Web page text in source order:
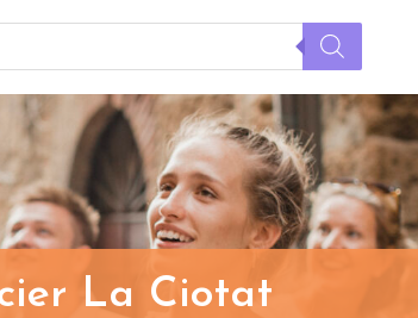
La Ciotat